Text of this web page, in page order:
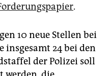
.
10 neue Stellen bei
insgesamt 24 bei den
der Polizei soll